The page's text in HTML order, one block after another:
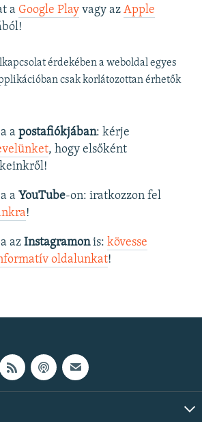
a Google Playvagy az Apple
érdekében a weboldal egyes
csak korlátozottan érhetők
a postafiókjában: kérje
, hogy elsőként
a YouTube-on: iratkozzon fel
!
az Instagramonis: kövesse
oldalunkat! ​